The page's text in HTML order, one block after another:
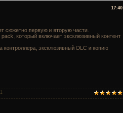
17:40
сюжетно первую и вторую части.
который включает эксклюзивный контент
контроллера, эксклюзивный DLC и копию
1